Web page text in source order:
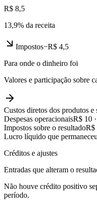
R$ 8,5
13,9% da receita
Impostos−R$ 4,5
Para onde o dinheiro foi
Valores e participação sobre
Custos diretos dos produtos e
Despesas operacionaisR$ 10 ·
Impostos sobre o resultadoR$
Lucro líquido que permaneceu
Créditos e ajustes
Entradas que alteram o
Não houve crédito positivo
período.